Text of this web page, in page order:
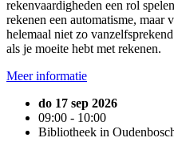
rekenvaardigheden een rol
rekenen een automatisme, maar
helemaal niet zo
als je moeite hebt met rekenen.
Meer informatie
do 17 sep 2026
09:00 - 10:00
Bibliotheek in